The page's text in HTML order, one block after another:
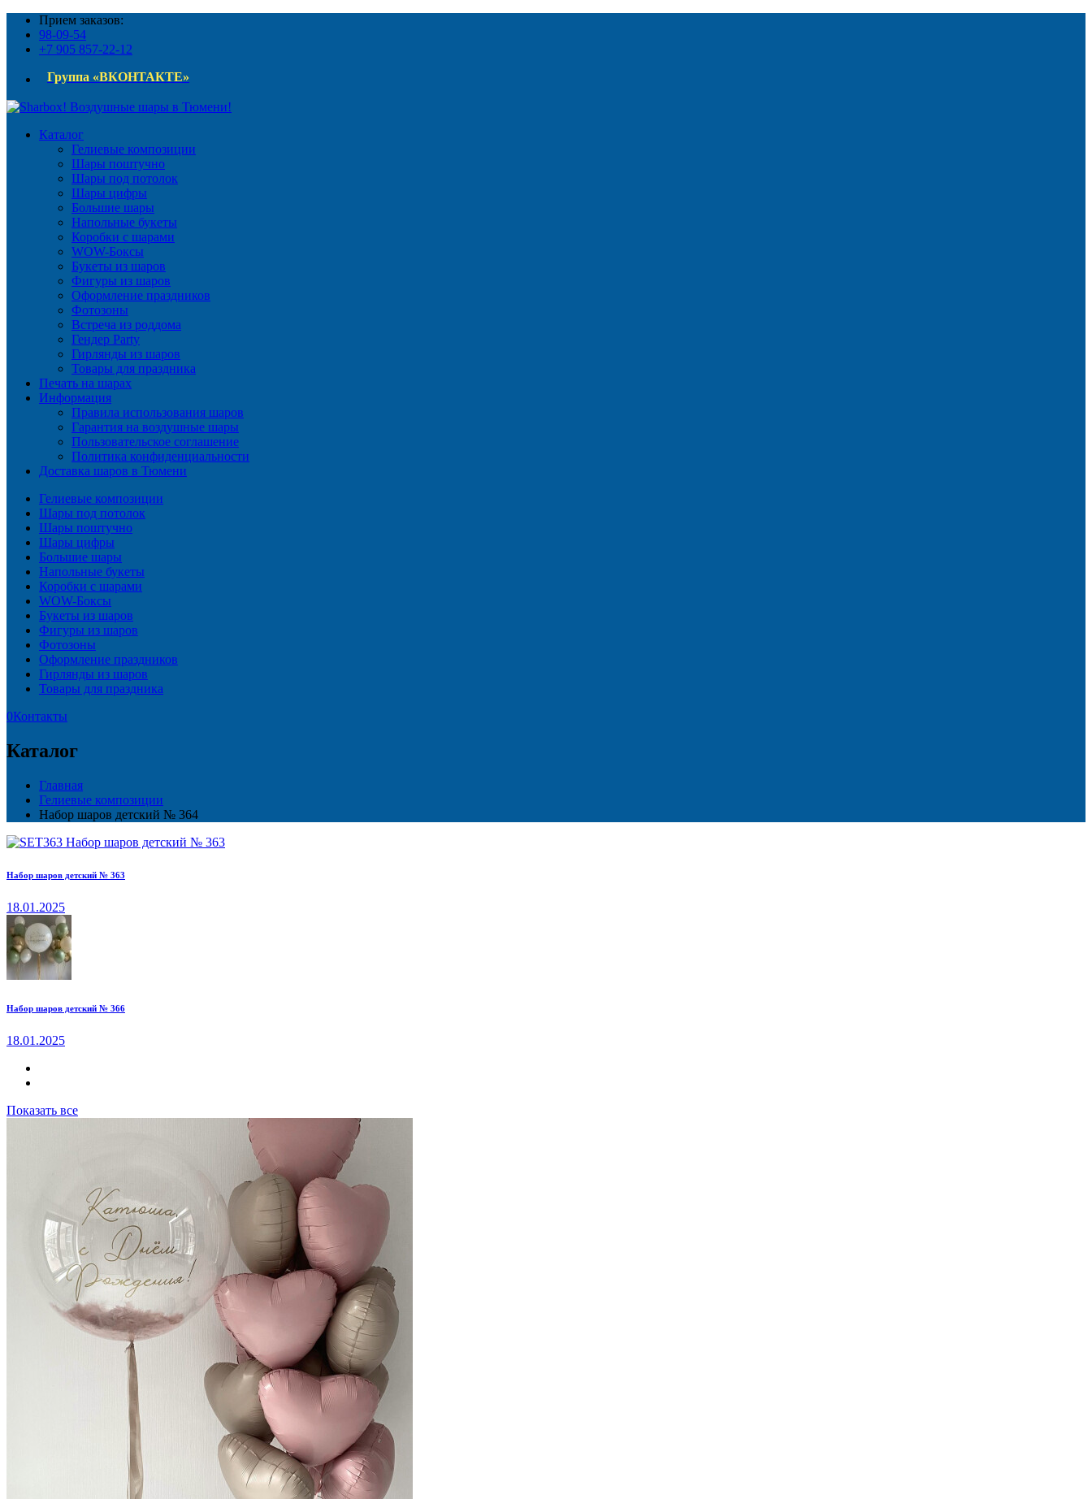
Прием заказов:
98-09-54
+7 905 857-22-12
Группа «ВКОНТАКТЕ»
Каталог
Гелиевые композиции
Шары поштучно
Шары под потолок
Шары цифры
Большие шары
Напольные букеты
Коробки с шарами
WOW-Боксы
Букеты из шаров
Фигуры из шаров
Оформление праздников
Фотозоны
Встреча из роддома
Гендер Party
Гирлянды из шаров
Товары для праздника
Печать на шарах
Информация
Правила использования шаров
Гарантия на воздушные шары
Пользовательское соглашение
Политика конфиденциальности
Доставка шаров в Тюмени
Гелиевые композиции
Шары под потолок
Шары поштучно
Шары цифры
Большие шары
Напольные букеты
Коробки с шарами
WOW-Боксы
Букеты из шаров
Фигуры из шаров
Фотозоны
Оформление праздников
Гирлянды из шаров
Товары для праздника
0Контакты
Каталог
Главная
Гелиевые композиции
Набор шаров детский № 364
Набор шаров детский № 363
18.01.2025
Набор шаров детский № 366
18.01.2025
Показать все